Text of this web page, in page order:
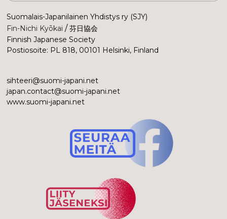
Suomalais-Japanilainen Yhdistys ry (SJY)
Fin-Nichi Kyōkai / 芬日協会
Finnish Japanese Society
Postiosoite: PL 818, 00101 Helsinki, Finland
sihteeri@suomi-japani.net
japan.contact@suomi-japani.net
www.suomi-japani.net